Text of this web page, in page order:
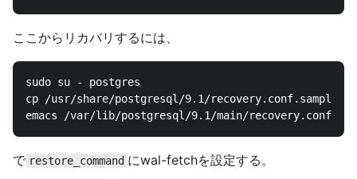
ここからリカバリするには、
sudo su - postgres
cp /usr/share/postgresql/9.1/recovery.conf.sample
で restore_command にwal-fetchを設定する。